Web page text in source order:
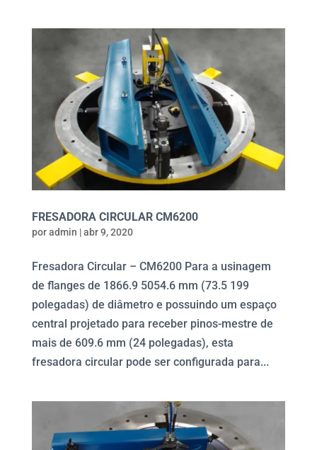
FRESADORA CIRCULAR CM6200
poradmin |abr 9, 2020
Fresadora Circular – CM6200 Para a usinagem
de flanges de 1866.9 5054.6 mm (73.5 199
polegadas) de diâmetro e possuindo um espaço
central projetado para receber pinos-mestre de
mais de 609.6 mm (24 polegadas), esta
fresadora circular pode ser configurada para...